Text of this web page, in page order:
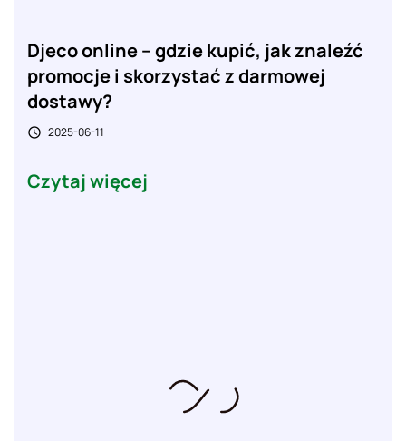
Djeco online – gdzie kupić, jak znaleźć
promocje i skorzystać z darmowej
dostawy?
 2025-06-11
Czytaj więcej